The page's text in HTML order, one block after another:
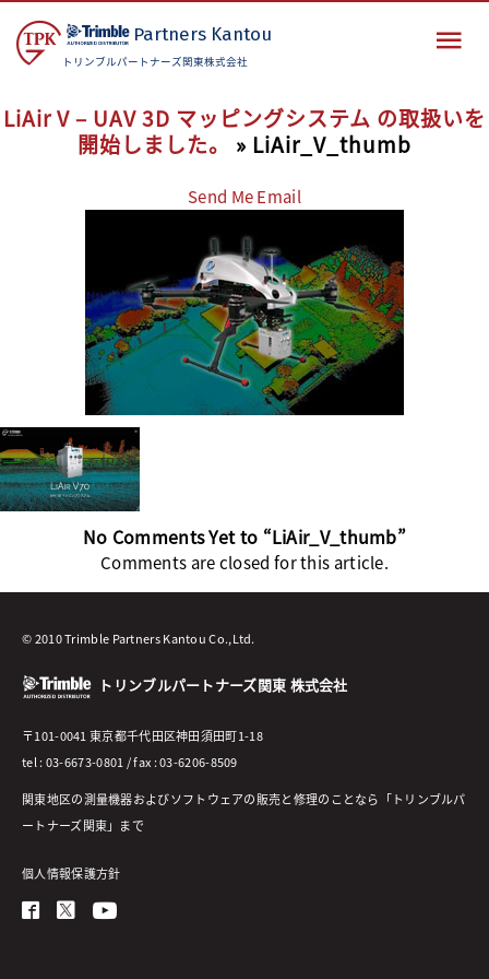
Partners Kantou
トリンブルパートナーズ関東株式会社
LiAir V – UAV 3D マッピングシステム の取扱いを
開始しました。
» LiAir_V_thumb
Send Me Email
No Comments Yet to “LiAir_V_thumb”
Comments are closed for this article.
© 2010 Trimble Partners Kantou Co.,Ltd.
トリンブルパートナーズ関東 株式会社
〒101-0041 東京都千代田区神田須田町1-18
tel : 03-6673-0801 / fax : 03-6206-8509
関東地区の測量機器およびソフトウェアの販売と修理のことなら「トリンブルパ
ートナーズ関東」まで
個人情報保護方針